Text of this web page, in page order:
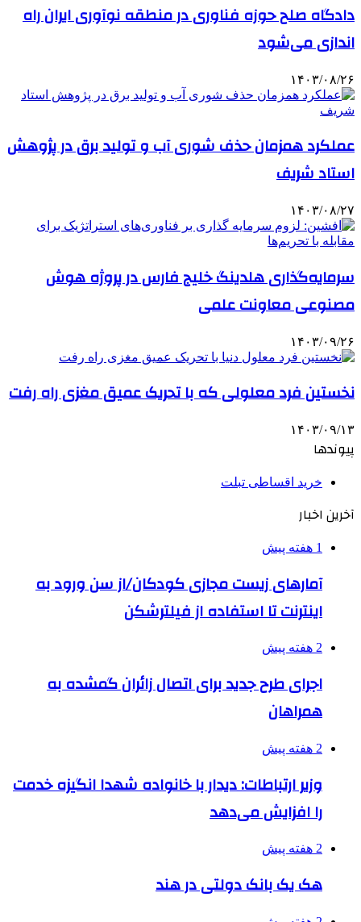
دادگاه صلح حوزه فناوری در منطقه نوآوری ایران راه
اندازی می‌شود
۱۴۰۳/۰۸/۲۶
عملکرد همزمان حذف شوری آب و تولید برق در پژوهش
استاد شریف
۱۴۰۳/۰۸/۲۷
سرمایه‌گذاری هلدینگ خلیج فارس در پروژه هوش
مصنوعی معاونت علمی
۱۴۰۳/۰۹/۲۶
نخستین فرد معلولی که با تحریک عمیق مغزی راه رفت
۱۴۰۳/۰۹/۱۳
پیوندها
خرید اقساطی تبلت
آخرین اخبار
1 هفته پیش
آمارهای زیست مجازی کودکان/از سن ورود به
اینترنت تا استفاده از فیلترشکن
2 هفته پیش
اجرای طرح جدید برای اتصال زائران گمشده به
همراهان
2 هفته پیش
وزیر ارتباطات: دیدار با خانواده شهدا انگیزه خدمت
را افزایش می‌دهد
2 هفته پیش
هک یک بانک دولتی در هند